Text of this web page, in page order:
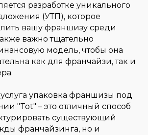
разработке уникального
(УТП), которое
вашу франшизу среди
важно тщательно
модель, чтобы она
как для франчайзи, так и
упаковка франшизы под
"Tot" – это отличный способ
существующий
франчайзинга, но и